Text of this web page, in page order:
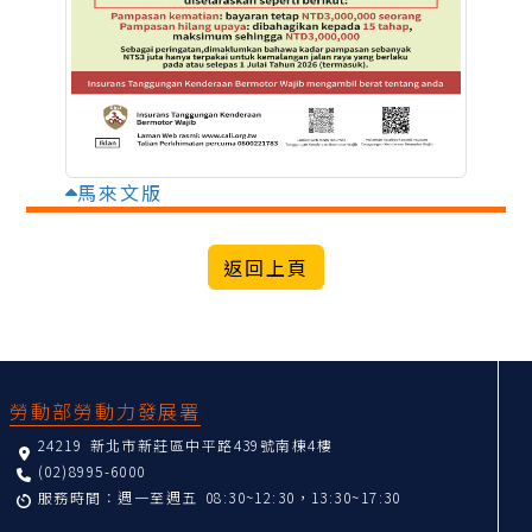
馬來文版
勞動部勞動力發展署
24219 新北市新莊區中平路439號南棟4樓
(02)8995-6000
服務時間：週一至週五 08:30~12:30，13:30~17:30